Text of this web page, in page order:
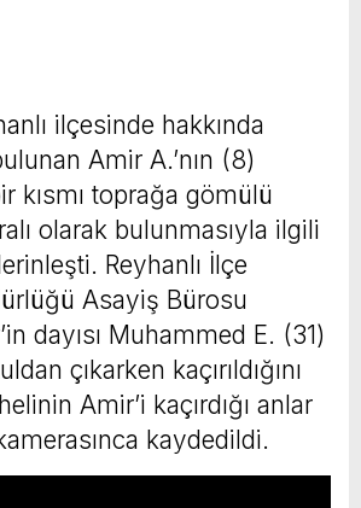
ilçesinde hakkında
Amir A.’nın (8)
kısmı toprağa gömülü
olarak bulunmasıyla ilgili
Reyhanlı İlçe
Asayiş Bürosu
dayısı Muhammed E. (31)
çıkarken kaçırıldığını
Amir’i kaçırdığı anlar
kaydedildi.